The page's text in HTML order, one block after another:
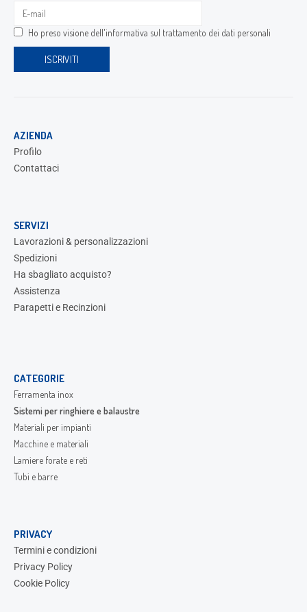
Ho preso visione dell'informativa sul trattamento dei dati personali
AZIENDA
Profilo
Contattaci
SERVIZI
Lavorazioni & personalizzazioni
Spedizioni
Ha sbagliato acquisto?
Assistenza
Parapetti e Recinzioni
CATEGORIE
Ferramenta inox
Sistemi per ringhiere e balaustre
Materiali per impianti
Macchine e materiali
Lamiere forate e reti
Tubi e barre
PRIVACY
Termini e condizioni
Privacy Policy
Cookie Policy